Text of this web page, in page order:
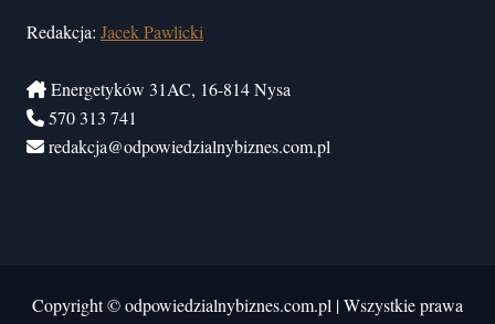
Redakcja: Jacek Pawlicki
Energetyków 31AC, 16-814 Nysa
570 313 741
redakcja@odpowiedzialnybiznes.com.pl
Copyright © odpowiedzialnybiznes.com.pl |Wszystkie prawa